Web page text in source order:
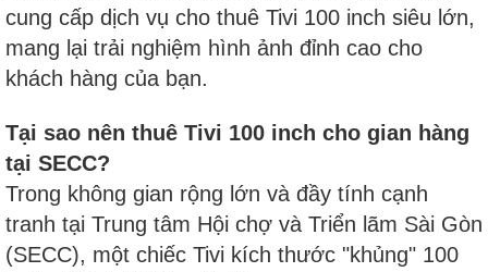
cung cấp dịch vụ cho thuê Tivi 100 inch siêu lớn,
mang lại trải nghiệm hình ảnh đỉnh cao cho
khách hàng của bạn.
Tại sao nên thuê Tivi 100 inch cho gian hàng
tại SECC?
Trong không gian rộng lớn và đầy tính cạnh
tranh tại Trung tâm Hội chợ và Triển lãm Sài Gòn
(SECC), một chiếc Tivi kích thước "khủng" 100